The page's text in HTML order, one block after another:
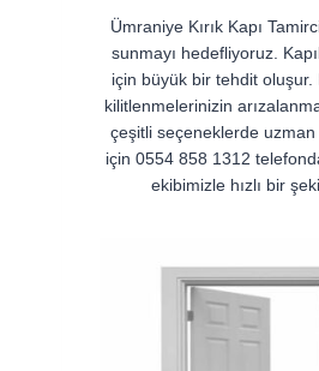
Ümraniye Kırık Kapı
sunmayı hedefliyoruz.
için büyük bir tehdit oluşur.
kilitlenmelerinizin
çeşitli seçeneklerde uzman
için 0554 858 1312
ekibimizle hızlı bir